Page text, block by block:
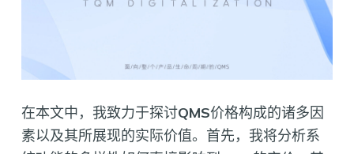
在本文中，我致力于探讨QMS价格构成的诸多因
素以及其所展现的实际价值。首先，我将分析系